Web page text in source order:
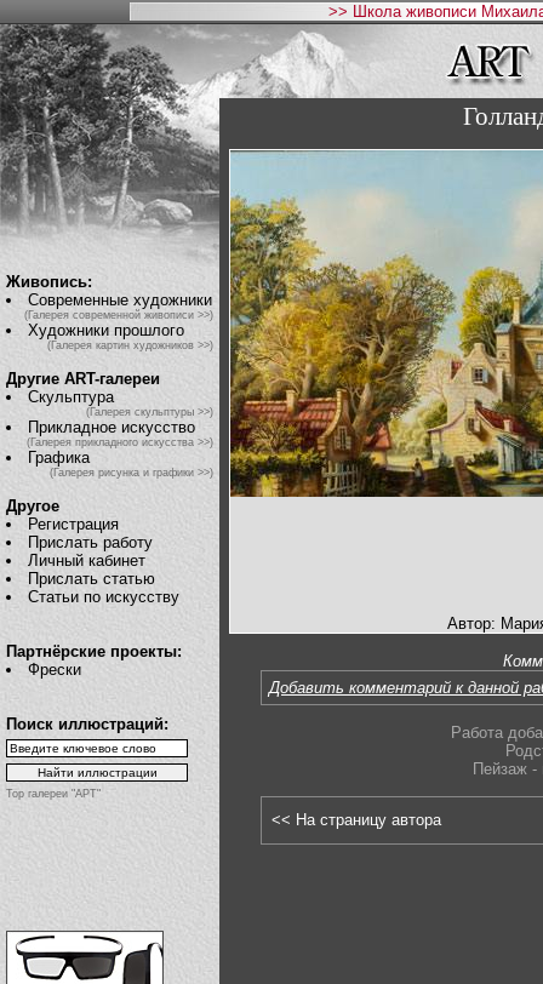
>> Школа живописи
Живопись:
Современные художники
(Галерея современной живописи >>)
Художники прошлого
(Галерея картин художников >>)
Другие ART-галереи
Скульптура
(Галерея скульптуры >>)
Прикладное искусство
(Галерея прикладного искусства >>)
Графика
(Галерея рисунка и графики >>)
Другое
Регистрация
Прислать работу
Личный кабинет
Прислать статью
Статьи по искусству
Партнёрские проекты:
Фрески
Поиск иллюстраций:
Top галереи "АРТ"
Автор:
Добавить комментарий к данной
Работа
Пейзаж -
<< На страницу автора